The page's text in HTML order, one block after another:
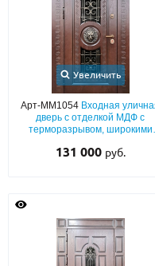
Увеличить
Арт-ММ1054 Входная
дверь с отделкой МДФ с
терморазрывом, широкими
орнаментом, ковкой, стеклом и
131 000 руб.